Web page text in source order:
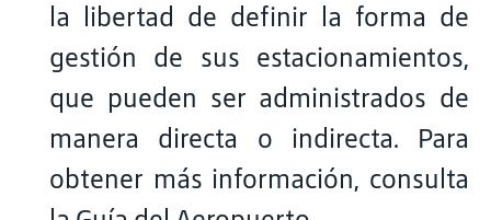
la libertad de definir la forma de
gestión de sus estacionamientos,
que pueden ser administrados de
manera directa o indirecta. Para
obtener más información, consulta